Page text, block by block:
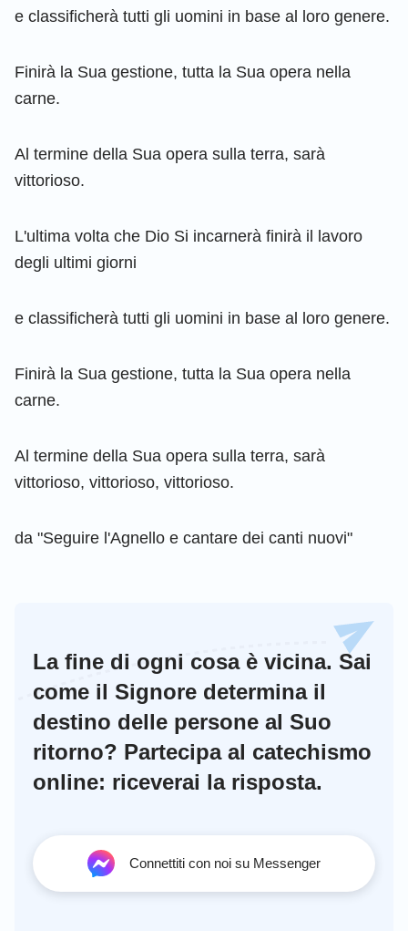
e classificherà tutti gli uomini in base al loro genere.
Finirà la Sua gestione, tutta la Sua opera nella
carne.
Al termine della Sua opera sulla terra, sarà
vittorioso.
L'ultima volta che Dio Si incarnerà finirà il lavoro
degli ultimi giorni
e classificherà tutti gli uomini in base al loro genere.
Finirà la Sua gestione, tutta la Sua opera nella
carne.
Al termine della Sua opera sulla terra, sarà
vittorioso, vittorioso, vittorioso.
da "Seguire l'Agnello e cantare dei canti nuovi"
La fine di ogni cosa è vicina. Sai
come il Signore determina il
destino delle persone al Suo
ritorno? Partecipa al catechismo
online: riceverai la risposta.
Connettiti con noi su Messenger